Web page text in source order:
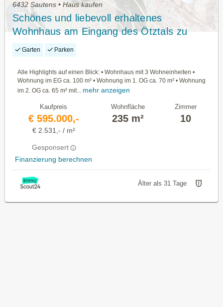
6432 Sautens • Haus kaufen
Schönes und liebevoll erhaltenes
Wohnhaus am Eingang des Ötztals zu
verkaufen!
Garten Parken
Alle Highlights auf einen Blick: • Wohnhaus mit 3 Wohneinheiten •
Wohnung im EG ca. 100 m² • Wohnung im 1. OG ca. 70 m² • Wohnung
im 2. OG ca. 65 m² mit... mehr anzeigen
Kaufpreis
€ 595.000,-
€ 2.531,- / m²
Gesponsert
Finanzierung berechnen
Wohnfläche
235 m²
Zimmer
10
Älter als 31 Tage